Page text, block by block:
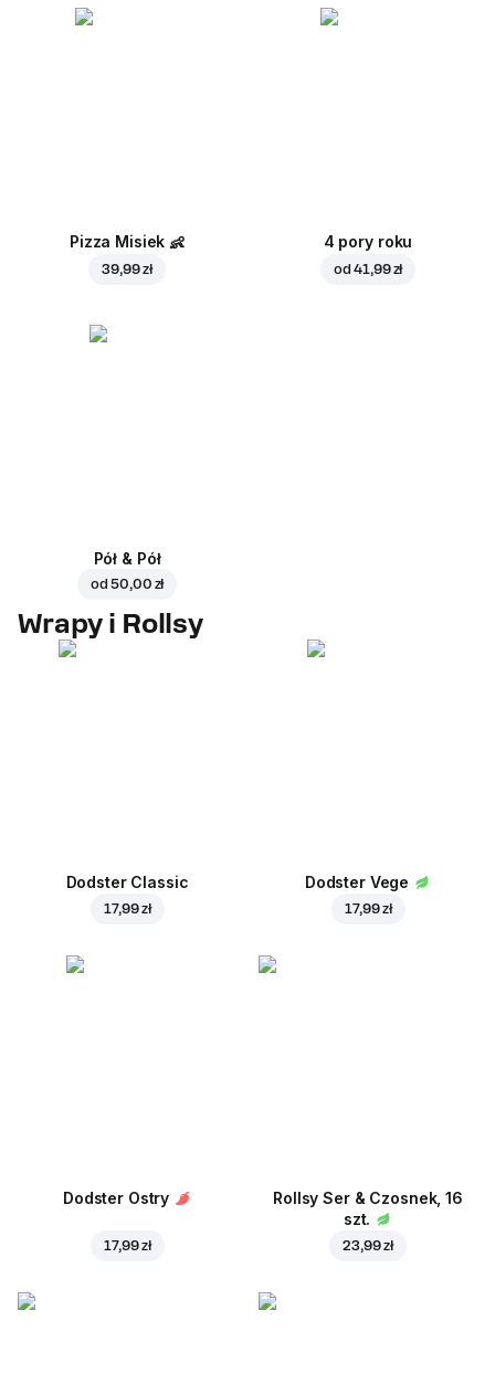
Pizza Misiek 👶
39,99 zł
4 pory roku
od41,99 zł
Pół & Pół
od50,00 zł
Wrapy i Rollsy
Dodster Classic
17,99 zł
Dodster Vege
17,99 zł
Dodster Ostry
17,99 zł
Rollsy Ser & Czosnek, 16
szt.
23,99 zł